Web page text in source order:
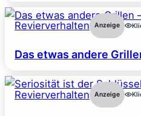
Revierverhalten Anzeige
Das etwas andere
Revierverhalten Anzeige